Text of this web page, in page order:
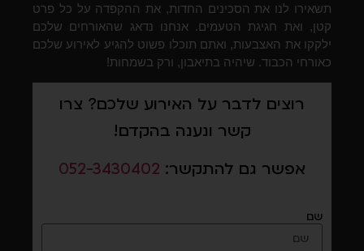
תשאירו לנו את הסכינים החדות, את ההקפדה על כל פרט
קטן, ואת חגיגת הטעמים. אנחנו נדאג שהאורחים שלכם
ילקקו את האצבעות, ואתם תוכלו פשוט להגיע לאירוע שלכם
כאורחי הכבוד. שיהיה בתיאבון, ורק בשמחות!
רוצים לדבר על האירוע שלכם? צרו
קשר ונענה בהקדם!
אפשר גם להתקשר: 052-3430402
שם